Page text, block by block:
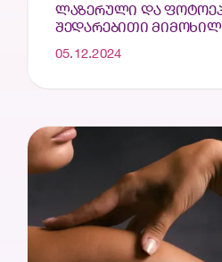
ᲚᲐᲖᲔᲠᲣᲚᲘ ᲓᲐ
ᲨᲔᲓᲐᲠᲔᲑᲘᲗᲘ
05.12.2024